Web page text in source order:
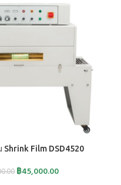
Shrink Film DSD4520
฿45,000.00